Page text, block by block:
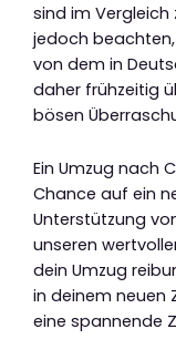
sind im Vergleich
jedoch
von dem in
daher frühzeitig
bösen
Ein Umzug nach
Chance auf ein
Unterstützung
unseren
dein Umzug
in deinem neuen
eine spannende